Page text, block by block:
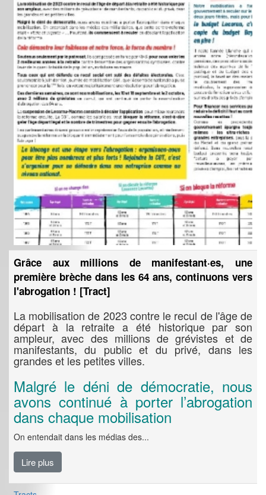
Grâce aux millions de manifestant·es, une
première brèche dans les 64 ans, continuons vers
l'abrogation ! [Tract]
La mobilisation de 2023 contre le recul de l'âge de
départ à la retraite a été historique par son
ampleur, avec des millions de grévistes et de
manifestants, du public et du privé, dans les
grandes et les petites villes.
Malgré le déni de démocratie, nous
avons continué à porter l’abrogation
dans chaque mobilisation
On entendait dans les médias des...
Lire plus